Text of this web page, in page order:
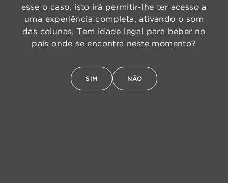
esse o caso, isto irá permitir-lhe ter acesso a
uma experiência completa, ativando o som
das colunas. Tem idade legal para beber no
país onde se encontra neste momento?
SIM NÃO